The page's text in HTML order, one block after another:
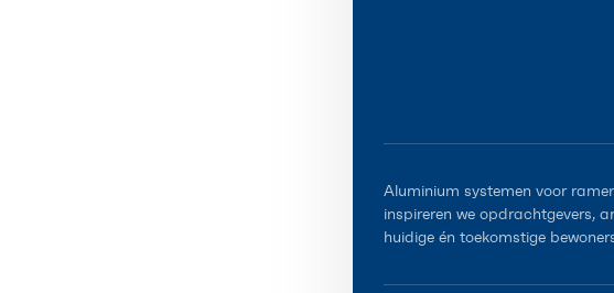
Aluminium systemen voor
inspireren we opdrachtgevers,
huidige én toekomstige